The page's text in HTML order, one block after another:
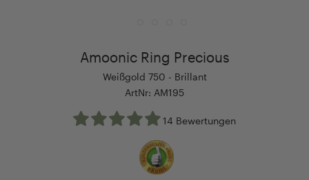
Amoonic Ring Precious
Weißgold 750 - Brillant
ArtNr: AM195
14 Bewertungen